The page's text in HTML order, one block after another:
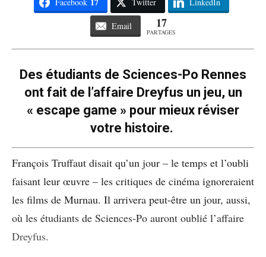
Email 17
PARTAGES
Des étudiants de Sciences-Po Rennes
ont fait de l’affaire Dreyfus un jeu, un
« escape game » pour mieux réviser
votre histoire.
François Truffaut disait qu’un jour – le temps et l’oubli
faisant leur œuvre – les critiques de cinéma ignoreraient
les films de Murnau. Il arrivera peut-être un jour, aussi,
où les étudiants de Sciences-Po auront oublié l’affaire
Dreyfus.